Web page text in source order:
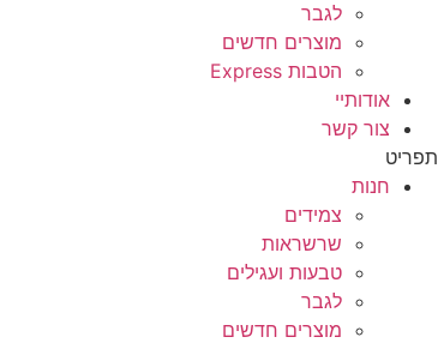
לגבר
מוצרים חדשים
הטבות Express
אודותיי
צור קשר
תפריט
חנות
צמידים
שרשראות
טבעות ועגילים
לגבר
מוצרים חדשים